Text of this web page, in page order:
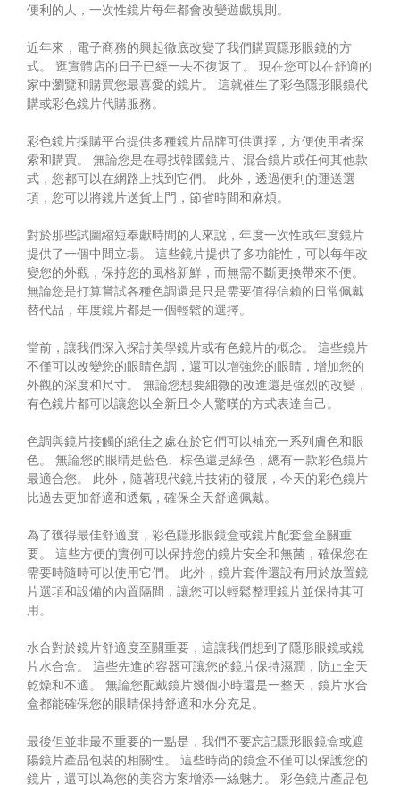
便利的人，一次性鏡片每年都會改變遊戲規則。
近年來，電子商務的興起徹底改變了我們購買隱形眼鏡的方
式。 逛實體店的日子已經一去不復返了。 現在您可以在舒適的
家中瀏覽和購買您最喜愛的鏡片。 這就催生了彩色隱形眼鏡代
購或彩色鏡片代購服務。
彩色鏡片採購平台提供多種鏡片品牌可供選擇，方便使用者探
索和購買。 無論您是在尋找韓國鏡片、混合鏡片或任何其他款
式，您都可以在網路上找到它們。 此外，透過便利的運送選
項，您可以將鏡片送貨上門，節省時間和麻煩。
對於那些試圖縮短奉獻時間的人來說，年度一次性或年度鏡片
提供了一個中間立場。 這些鏡片提供了多功能性，可以每年改
變您的外觀，保持您的風格新鮮，而無需不斷更換帶來不便。
無論您是打算嘗試各種色調還是只是需要值得信賴的日常佩戴
替代品，年度鏡片都是一個輕鬆的選擇。
當前，讓我們深入探討美學鏡片或有色鏡片的概念。 這些鏡片
不僅可以改變您的眼睛色調，還可以增強您的眼睛，增加您的
外觀的深度和尺寸。 無論您想要細微的改進還是強烈的改變，
有色鏡片都可以讓您以全新且令人驚嘆的方式表達自己。
色調與鏡片接觸的絕佳之處在於它們可以補充一系列膚色和眼
色。 無論您的眼睛是藍色、棕色還是綠色，總有一款彩色鏡片
最適合您。 此外，隨著現代鏡片技術的發展，今天的彩色鏡片
比過去更加舒適和透氣，確保全天舒適佩戴。
為了獲得最佳舒適度，彩色隱形眼鏡盒或鏡片配套盒至關重
要。 這些方便的實例可以保持您的鏡片安全和無菌，確保您在
需要時隨時可以使用它們。 此外，鏡片套件還設有用於放置鏡
片選項和設備的內置隔間，讓您可以輕鬆整理鏡片並保持其可
用。
水合對於鏡片舒適度至關重要，這讓我們想到了隱形眼鏡或鏡
片水合盒。 這些先進的容器可讓您的鏡片保持濕潤，防止全天
乾燥和不適。 無論您配戴鏡片幾個小時還是一整天，鏡片水合
盒都能確保您的眼睛保持舒適和水分充足。
最後但並非最不重要的一點是，我們不要忘記隱形眼鏡盒或遮
陽鏡片產品包裝的相關性。 這些時尚的鏡盒不僅可以保護您的
鏡片，還可以為您的美容方案增添一絲魅力。 彩色鏡片產品包